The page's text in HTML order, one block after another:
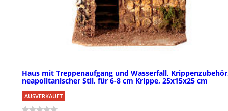
Haus mit Treppenaufgang und Wasserfall,
neapolitanischer Stil, für 6-8 cm Krippe, 25x15x25 cm
AUSVERKAUFT